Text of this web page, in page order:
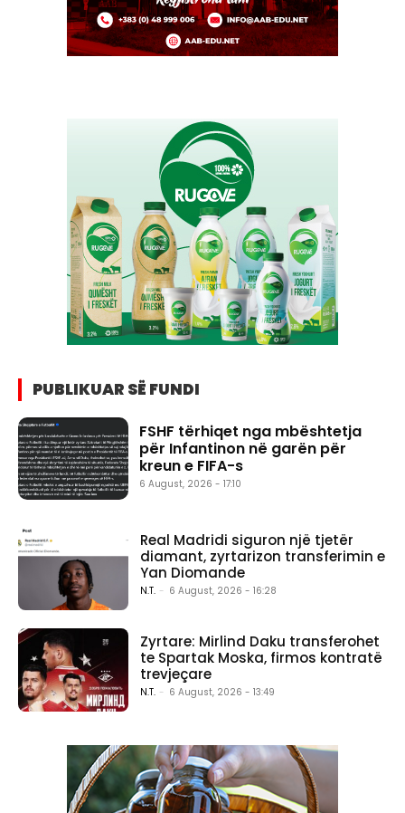
PUBLIKUAR SË FUNDI
FSHF tërhiqet nga mbështetja
për Infantinon në garën për
kreun e FIFA-s
6 August, 2026 - 17:10
Real Madridi siguron një tjetër
diamant, zyrtarizon transferimin e
Yan Diomande
N.T. - 6 August, 2026 - 16:28
Zyrtare: Mirlind Daku transferohet
te Spartak Moska, firmos kontratë
trevjeçare
N.T. - 6 August, 2026 - 13:49